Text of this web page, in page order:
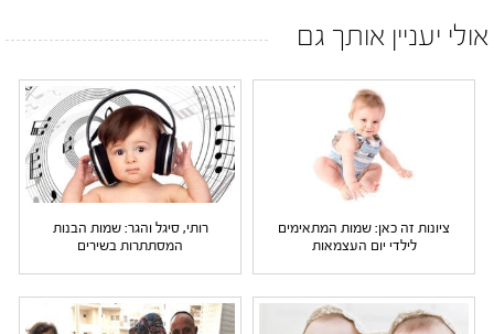
אולי יעניין אותך גם
ציונות זה כאן: שמות המתאימים
לילדי יום העצמאות
רותי, סיגל והגר: שמות הבנות
המסתתרות בשירים